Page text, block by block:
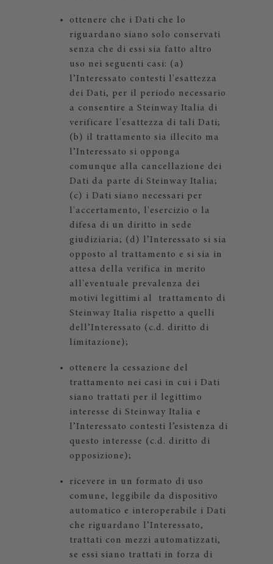
ottenere che i Dati che lo
riguardano siano solo conservati
senza che di essi sia fatto altro
uso nei seguenti casi: (a)
l’Interessato contesti l'esattezza
dei Dati, per il periodo necessario
a consentire a Steinway Italia di
verificare l'esattezza di tali Dati;
(b) il trattamento sia illecito ma
l’Interessato si opponga
comunque alla cancellazione dei
Dati da parte di Steinway Italia;
(c) i Dati siano necessari per
l'accertamento, l'esercizio o la
difesa di un diritto in sede
giudiziaria; (d) l’Interessato si sia
opposto al trattamento e si sia in
attesa della verifica in merito
all'eventuale prevalenza dei
motivi legittimi al trattamento di
Steinway Italia rispetto a quelli
dell’Interessato (c.d. diritto di
limitazione);
ottenere la cessazione del
trattamento nei casi in cui i Dati
siano trattati per il legittimo
interesse di Steinway Italia e
l’Interessato contesti l’esistenza di
questo interesse (c.d. diritto di
opposizione);
ricevere in un formato di uso
comune, leggibile da dispositivo
automatico e interoperabile i Dati
che riguardano l’Interessato,
trattati con mezzi automatizzati,
se essi siano trattati in forza di